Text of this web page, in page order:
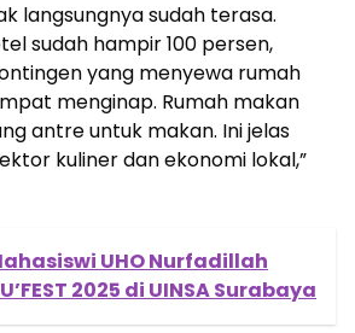
langsungnya sudah terasa.
sudah hampir 100 persen,
yang menyewa rumah
menginap. Rumah makan
antre untuk makan. Ini jelas
kuliner dan ekonomi lokal,”
UHO Nurfadillah
2025 di UINSA Surabaya